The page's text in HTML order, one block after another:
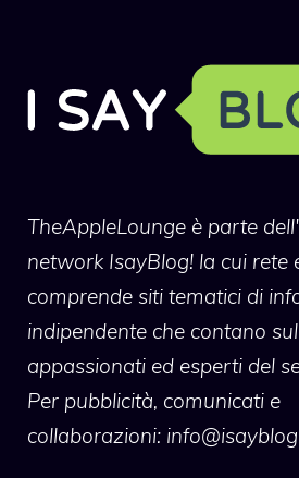
TheAppleLounge è parte
network IsayBlog! la cui rete
comprende siti tematici di
indipendente che contano
appassionati ed esperti del
Per pubblicità, comunicati e
collaborazioni: